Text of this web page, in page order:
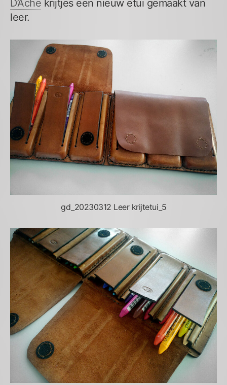
D’Ache krijtjes een nieuw etui gemaakt van
leer.
gd_20230312 Leer krijtetui_5